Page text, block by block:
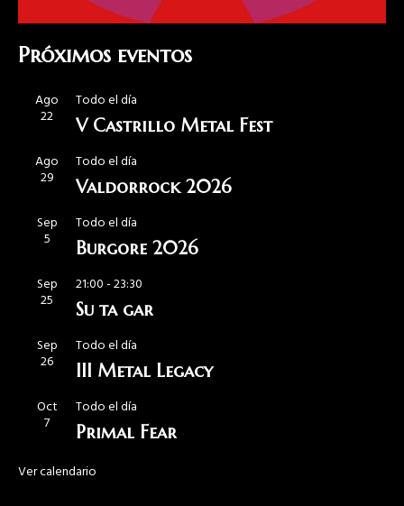
Próximos eventos
Ago
22
Todo el día
V Castrillo Metal Fest
Ago
29
Todo el día
Valdorrock 2026
Sep
5
Todo el día
Burgore 2026
Sep
25
21:00-23:30
Su ta gar
Sep
26
Todo el día
III Metal Legacy
Oct
7
Todo el día
Primal Fear
Ver calendario